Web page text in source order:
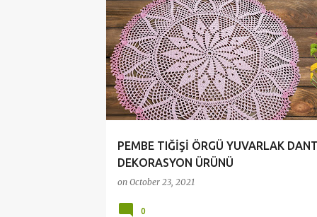
PEMBE TIĞİŞİ ÖRGÜ YUVARLAK
DEKORASYON ÜRÜNÜ
on October 23, 2021
ÇEYİZLİK DANTELLER CROCHET
0